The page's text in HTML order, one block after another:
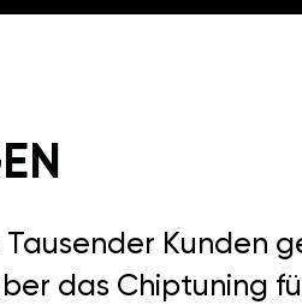
Kunden
das Chiptuning